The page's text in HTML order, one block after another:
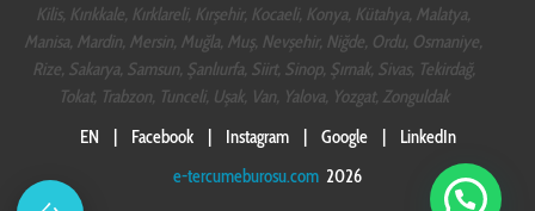
Kilis, Kırıkkale, Kırklareli, Kırşehir, Kocaeli, Konya, Kütahya, Malatya,
Manisa, Mardin, Mersin, Muğla, Muş, Nevşehir, Niğde, Ordu, Osmaniye,
Rize, Sakarya, Samsun, Şanlıurfa, Siirt, Sinop, Şırnak, Sivas, Tekirdağ,
Tokat, Trabzon, Tunceli, Uşak, Van, Yalova, Yozgat, Zonguldak
EN
Facebook| Instagram| Google|
LinkedIn
e-tercumeburosu.com 2026